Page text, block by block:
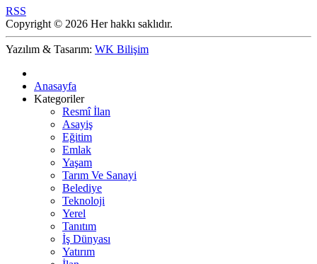
RSS
Copyright © 2026 Her hakkı saklıdır.
Yazılım & Tasarım: WK Bilişim
Anasayfa
Kategoriler
Resmî İlan
Asayiş
Eğitim
Emlak
Yaşam
Tarım Ve Sanayi
Belediye
Teknoloji
Yerel
Tanıtım
İş Dünyası
Yatırım